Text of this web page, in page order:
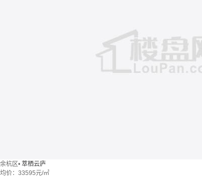
余杭区• 萃栖云庐
均价： 33595元/㎡